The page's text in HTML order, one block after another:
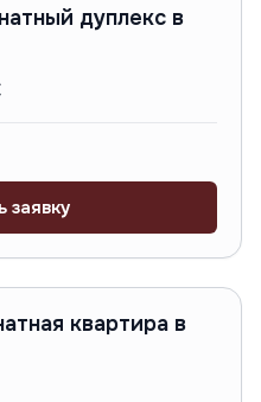
A-6643
в
заявку
A-6640
квартира в